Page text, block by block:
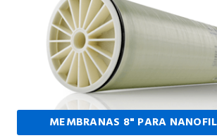
MEMBRANAS 8" PARA